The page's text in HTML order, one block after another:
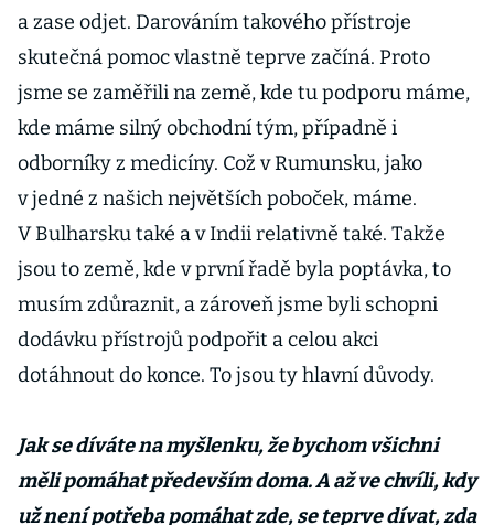
a zase odjet. Darováním takového přístroje
skutečná pomoc vlastně teprve začíná. Proto
jsme se zaměřili na země, kde tu podporu máme,
kde máme silný obchodní tým, případně i
odborníky z medicíny. Což v Rumunsku, jako
v jedné z našich největších poboček, máme.
V Bulharsku také a v Indii relativně také. Takže
jsou to země, kde v první řadě byla poptávka, to
musím zdůraznit, a zároveň jsme byli schopni
dodávku přístrojů podpořit a celou akci
dotáhnout do konce. To jsou ty hlavní důvody.
Jak se díváte na myšlenku, že bychom všichni
měli pomáhat především doma. A až ve chvíli, kdy
už není potřeba pomáhat zde, se teprve dívat, zda